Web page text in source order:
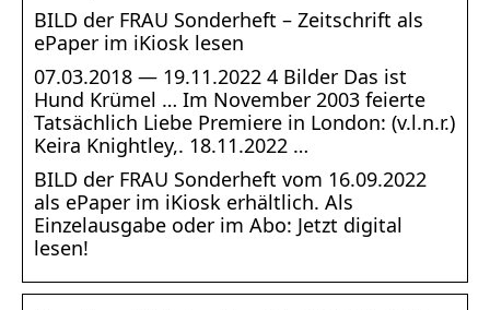
BILD der FRAU Sonderheft – Zeitschrift als
ePaper im iKiosk lesen
07.03.2018 — 19.11.2022 4 Bilder Das ist
Hund Krümel … Im November 2003 feierte
Tatsächlich Liebe Premiere in London: (v.l.n.r.)
Keira Knightley,. 18.11.2022 …
BILD der FRAU Sonderheft vom 16.09.2022
als ePaper im iKiosk erhältlich. Als
Einzelausgabe oder im Abo: Jetzt digital
lesen!